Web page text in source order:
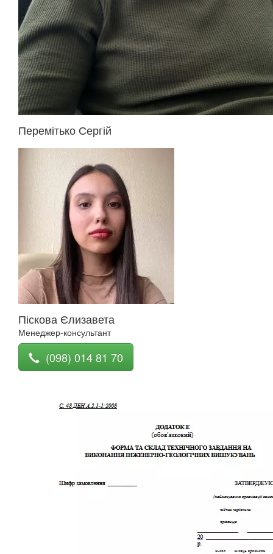
Перемітько Сергій
Піскова Єлизавета
Менеджер-консультант
(098) 014 81 70